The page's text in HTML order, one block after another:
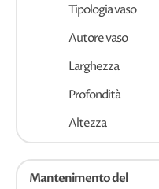
Tipologia vaso
Autore vaso
Larghezza
Profondità
Altezza
Mantenimento del